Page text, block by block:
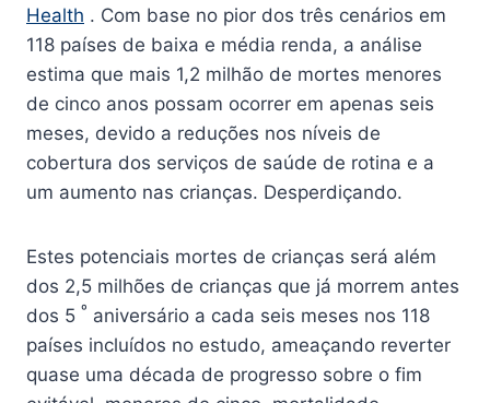
Health . Com base no pior dos três cenários em
118 países de baixa e média renda, a análise
estima que mais 1,2 milhão de mortes menores
de cinco anos possam ocorrer em apenas seis
meses, devido a reduções nos níveis de
cobertura dos serviços de saúde de rotina e a
um aumento nas crianças. Desperdiçando.
Estes potenciais mortes de crianças será além
dos 2,5 milhões de crianças que já morrem antes
dos 5 º aniversário a cada seis meses nos 118
países incluídos no estudo, ameaçando reverter
quase uma década de progresso sobre o fim